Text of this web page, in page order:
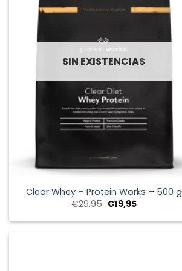
SIN EXISTENCIAS
Clear Whey – Protein Works – 500 g
€29,95 El
precio
original
€19,95El
actual